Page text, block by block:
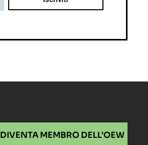
DIVENTA MEMBRO DELL'OEW